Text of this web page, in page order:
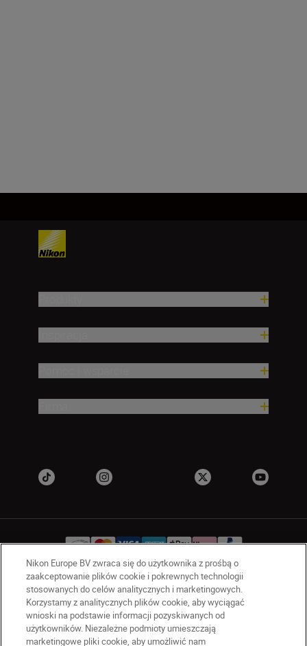
PL Nikon Sites
Skontaktuj się z nami
Oświadczenie dotyczące prywatności
Nikon Europe BV zwraca się do użytkownika z prośbą o
zaakceptowanie plików cookie i pokrewnych technologii
stosowanych do celów analitycznych i marketingowych.
Korzystamy z analitycznych plików cookie, aby wyciągać
wnioski na podstawie informacji pozyskiwanych od
użytkowników. Niezależne podmioty umieszczają
marketingowe pliki cookie, aby umożliwić nam